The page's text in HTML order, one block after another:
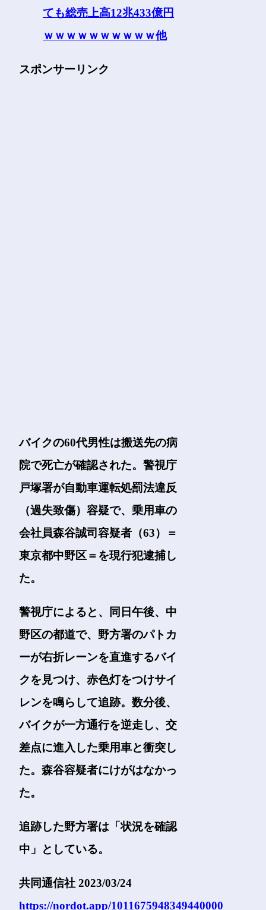
ても総売上高12兆433億円
ｗｗｗｗｗｗｗｗｗｗ他
スポンサーリンク
バイクの60代男性は搬送先の病
院で死亡が確認された。警視庁
戸塚署が自動車運転処罰法違反
（過失致傷）容疑で、乗用車の
会社員森谷誠司容疑者（63）＝
東京都中野区＝を現行犯逮捕し
た。
警視庁によると、同日午後、中
野区の都道で、野方署のパトカ
ーが右折レーンを直進するバイ
クを見つけ、赤色灯をつけサイ
レンを鳴らして追跡。数分後、
バイクが一方通行を逆走し、交
差点に進入した乗用車と衝突し
た。森谷容疑者にけがはなかっ
た。
追跡した野方署は「状況を確認
中」としている。
共同通信社 2023/03/24
https://nordot.app/1011675948349440000